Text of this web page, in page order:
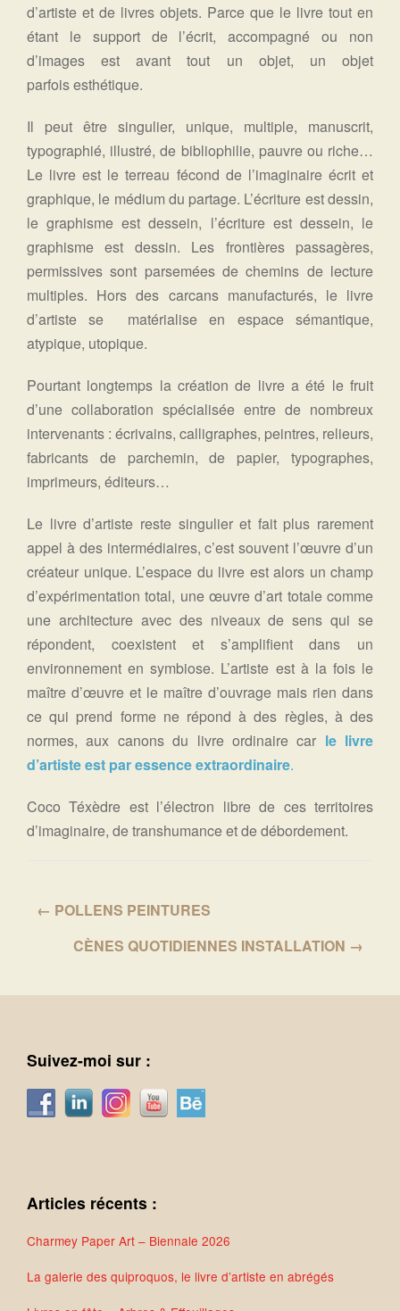
d’artiste et de livres objets. Parce que le livre tout en
étant le support de l’écrit, accompagné ou non
d’images est avant tout un objet, un objet
parfois esthétique.
Il peut être singulier, unique, multiple, manuscrit,
typographié, illustré, de bibliophilie, pauvre ou riche…
Le livre est le terreau fécond de l’imaginaire écrit et
graphique, le médium du partage. L’écriture est dessin,
le graphisme est dessein, l’écriture est dessein, le
graphisme est dessin. Les frontières passagères,
permissives sont parsemées de chemins de lecture
multiples. Hors des carcans manufacturés, le livre
d’artiste se matérialise en espace sémantique,
atypique, utopique.
Pourtant longtemps la création de livre a été le fruit
d’une collaboration spécialisée entre de nombreux
intervenants : écrivains, calligraphes, peintres, relieurs,
fabricants de parchemin, de papier, typographes,
imprimeurs, éditeurs…
Le livre d’artiste reste singulier et fait plus rarement
appel à des intermédiaires, c’est souvent l’œuvre d’un
créateur unique. L’espace du livre est alors un champ
d’expérimentation total, une œuvre d’art totale comme
une architecture avec des niveaux de sens qui se
répondent, coexistent et s’amplifient dans un
environnement en symbiose. L’artiste est à la fois le
maître d’œuvre et le maître d’ouvrage mais rien dans
ce qui prend forme ne répond à des règles, à des
normes, aux canons du livre ordinaire car le livre
d’artiste est par essence extraordinaire.
Coco Téxèdre est l’électron libre de ces territoires
d’imaginaire, de transhumance et de débordement.
← POLLENS PEINTURES
CÈNES QUOTIDIENNES INSTALLATION →
Suivez-moi sur :
Articles récents :
Charmey Paper Art – Biennale 2026
La galerie des quiproquos, le livre d’artiste en abrégés